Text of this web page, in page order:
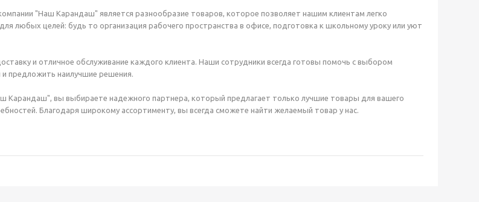
"Наш Карандаш" является разнообразие товаров, которое позволяет нашим клиентам легко
любых целей: будь то организация рабочего пространства в офисе, подготовка к школьному уроку или уют
и отличное обслуживание каждого клиента. Наши сотрудники всегда готовы помочь с выбором
предложить наилучшие решения.
Карандаш", вы выбираете надежного партнера, который предлагает только лучшие товары для вашего
Благодаря широкому ассортименту, вы всегда сможете найти желаемый товар у нас.